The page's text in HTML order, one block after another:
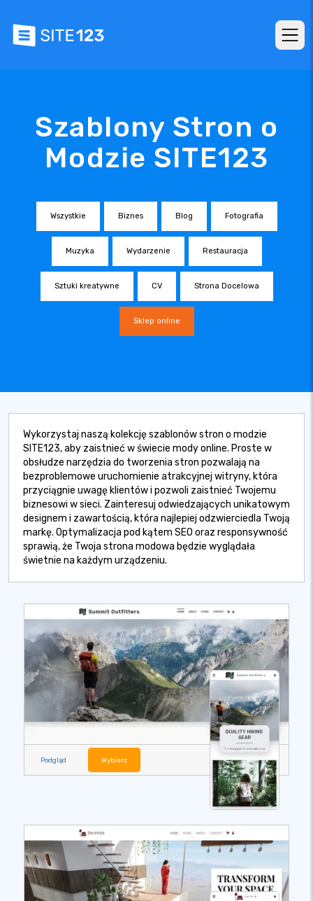
Szablony Stron o
Modzie SITE123
Wszystkie Biznes Blog Fotografia
Muzyka Wydarzenie Restauracja
Sztuki kreatywne CV Strona Docelowa
Sklep online
Wykorzystaj naszą kolekcję szablonów stron o modzie
SITE123, aby zaistnieć w świecie mody online. Proste w
obsłudze narzędzia do tworzenia stron pozwalają na
bezproblemowe uruchomienie atrakcyjnej witryny, która
przyciągnie uwagę klientów i pozwoli zaistnieć Twojemu
biznesowi w sieci. Zainteresuj odwiedzających unikatowym
designem i zawartością, która najlepiej odzwierciedla Twoją
markę. Optymalizacja pod kątem SEO oraz responsywność
sprawią, że Twoja strona modowa będzie wyglądała
świetnie na każdym urządzeniu.
Podgląd Wybierz